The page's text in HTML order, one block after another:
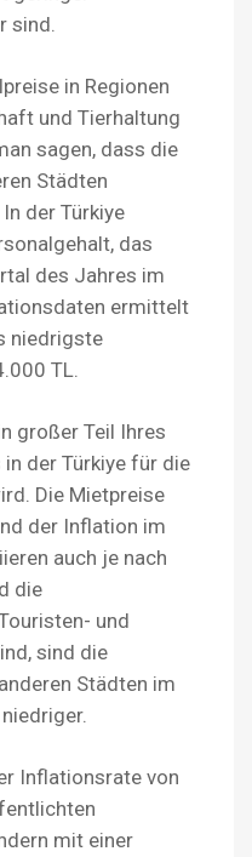
sind.
in Regionen
und Tierhaltung
sagen, dass die
Städten
der Türkiye
das
des Jahres im
ermittelt
niedrigste
TL.
großer Teil Ihres
der Türkiye für die
Die Mietpreise
der Inflation im
auch je nach
die
und
sind die
Städten im
Inflationsrate von
mit einer